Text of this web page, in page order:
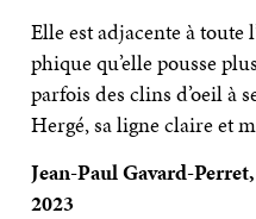
Elle est adja­cente à toute
phique qu’elle pousse
par­fois des clins d’oeil à
Hergé, sa ligne claire et
Jean-Paul Gavard-
2023